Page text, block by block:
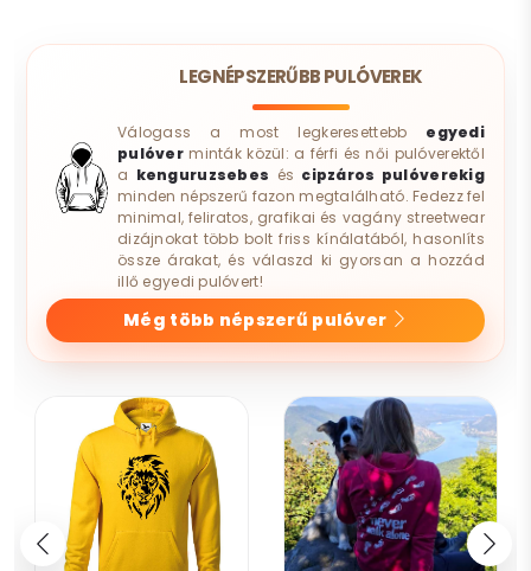
LEGNÉPSZERŰBB PULÓVEREK
Válogass a most legkeresettebb egyedi
pulóverminták közül: a férfi és női pulóverektől
a kenguruzsebes és cipzáros pulóverekig
minden népszerű fazon megtalálható. Fedezz fel
minimal, feliratos, grafikai és vagány streetwear
dizájnokat több bolt friss kínálatából, hasonlíts
össze árakat, és válaszd ki gyorsan a hozzád
illő egyedi pulóvert!
Még több népszerű pulóver